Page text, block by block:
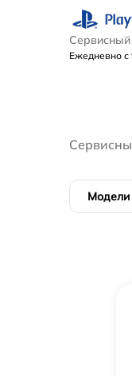
Сервисный
Ежедневно с
Модели